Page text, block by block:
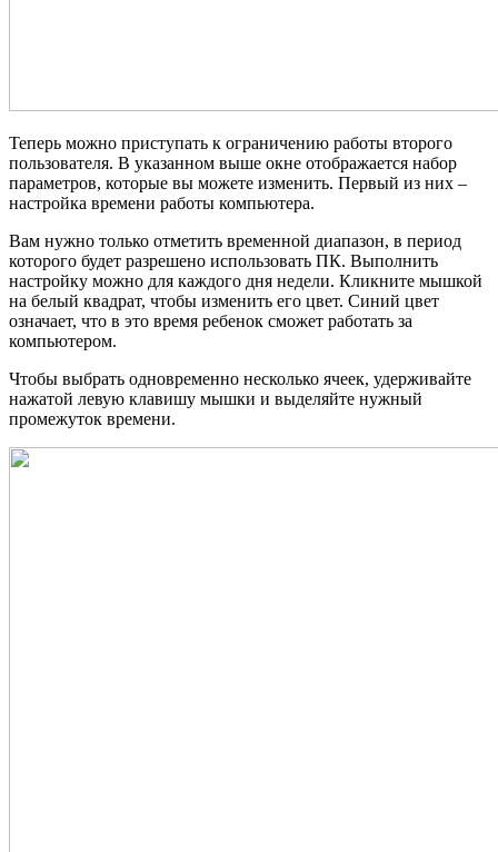
Теперь можно приступать к ограничению работы второго
пользователя. В указанном выше окне отображается набор
параметров, которые вы можете изменить. Первый из них –
настройка времени работы компьютера.
Вам нужно только отметить временной диапазон, в период
которого будет разрешено использовать ПК. Выполнить
настройку можно для каждого дня недели. Кликните мышкой
на белый квадрат, чтобы изменить его цвет. Синий цвет
означает, что в это время ребенок сможет работать за
компьютером.
Чтобы выбрать одновременно несколько ячеек, удерживайте
нажатой левую клавишу мышки и выделяйте нужный
промежуток времени.